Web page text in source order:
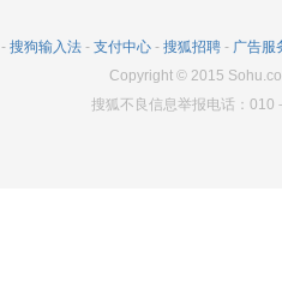
- 搜狗输入法 - 支付中心 - 搜狐招聘 - 广告服
Copyright© 2015
搜狐不良信息举报电话：010